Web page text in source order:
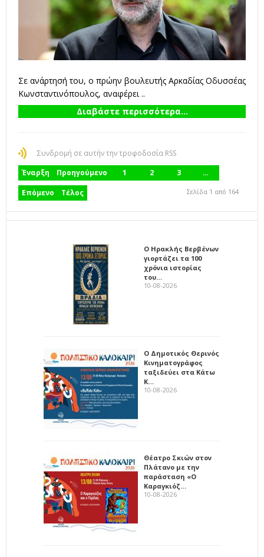
Σε ανάρτησή του, ο πρώην βουλευτής Αρκαδίας Οδυσσέας
Κωνσταντινόπουλος, αναφέρει ..
Διαβάστε περισσότερα...
Συνδρομή σε αυτήν την τροφοδοσία RSS
Έναρξη
Προηγούμενο 1 2 3
…
Επόμενο
Τέλος Σελίδα 1 από 164
Ο Ηρακλής Βερβένων
γιορτάζει τα 100
χρόνια ιστορίας
του…
10-08-2026
Ο Δημοτικός Θερινός
Κινηματογράφος
ταξιδεύει στα Κάτω
Κ…
10-08-2026
Θέατρο Σκιών στον
Πλάτανο με την
παράσταση «Ο
Καραγκιόζ…
10-08-2026